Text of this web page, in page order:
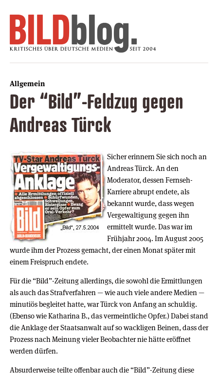
Allgemein
Der “Bild”-Feldzug gegen
Andreas Türck
Sicher erinnern Sie sich noch an
Andreas Türck. An den
Moderator, dessen Fernseh-
Karriere abrupt endete, als
bekannt wurde, dass wegen
Vergewaltigung gegen ihn
ermittelt wurde. Das war im
Frühjahr 2004. Im August 2005
wurde ihm der Prozess gemacht, der einen Monat später mit
einem Freispruch endete.
Für die “Bild”-Zeitung allerdings, die sowohl die Ermittlungen
als auch das Strafverfahren — wie auch viele andere Medien —
minutiös begleitet hatte, war Türck von Anfang an schuldig.
(Ebenso wie Katharina B., das vermeintliche Opfer.) Dabei stand
die Anklage der Staatsanwalt auf so wackligen Beinen, dass der
Prozess nach Meinung vieler Beobachter nie hätte eröffnet
werden dürfen.
Absurderweise teilte offenbar auch die “Bild”-Zeitung diese